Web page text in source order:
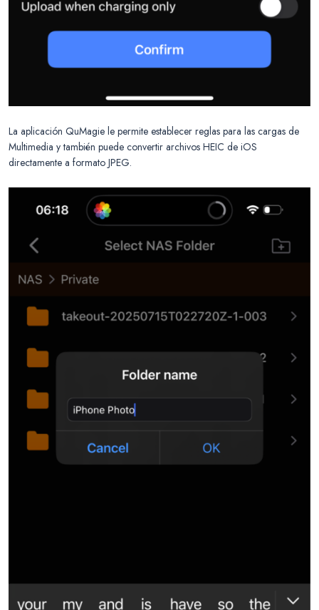
La aplicación QuMagie le permite establecer reglas para las cargas de
Multimedia y también puede convertir archivos HEIC de iOS
directamente a formato JPEG.